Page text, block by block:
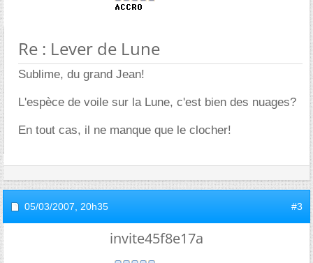
Re : Lever de Lune
Sublime, du grand Jean!
L'espèce de voile sur la Lune, c'est bien des nuages?
En tout cas, il ne manque que le clocher!
05/03/2007, 20h35 #3
invite45f8e17a